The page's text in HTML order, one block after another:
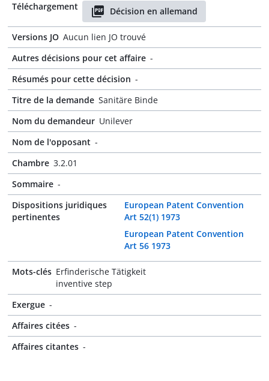
Téléchargement
Décision en allemand
Versions JO Aucun lien JO trouvé
Autres décisions pour cet affaire -
Résumés pour cette décision -
Titre de la demande Sanitäre Binde
Nom du demandeur Unilever
Nom de l'opposant -
Chambre 3.2.01
Sommaire -
Dispositions juridiques
pertinentes
European Patent Convention
Art 52(1) 1973
European Patent Convention
Art 56 1973
Mots-clés Erfinderische Tätigkeit
inventive step
Exergue -
Affaires citées -
Affaires citantes -